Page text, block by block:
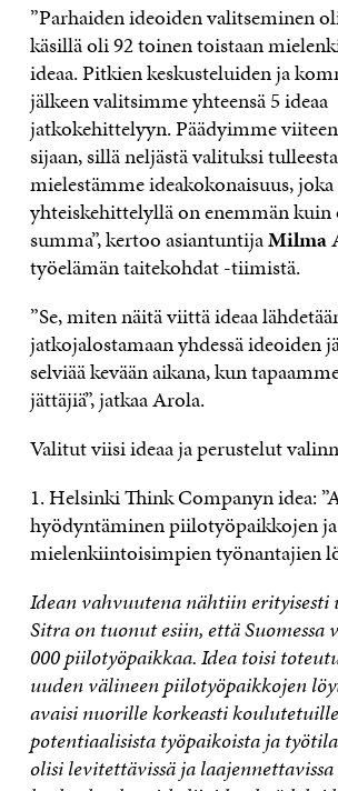
”Parhaiden ideoiden valitseminen
käsillä oli 92 toinen toistaan
ideaa. Pitkien keskusteluiden ja
jälkeen valitsimme yhteensä 5 ideaa
jatkokehittelyyn. Päädyimme
sijaan, sillä neljästä valituksi
mielestämme ideakokonaisuus, joka
yhteiskehittelyllä on enemmän kuin
summa”, kertoo asiantuntijaMilma
työelämän taitekohdat -tiimistä.
”Se, miten näitä viittä ideaa
jatkojalostamaan yhdessä ideoiden
selviää kevään aikana, kun
jättäjiä”, jatkaa Arola.
Valitut viisi ideaa ja perustelut
1. Helsinki Think Companyn idea:
hyödyntäminen piilotyöpaikkojen ja
mielenkiintoisimpien työnantajien
Idean vahvuutena nähtiin erityisesti
Sitra on tuonut esiin, että Suomessa
000 piilotyöpaikkaa. Idea toisi
uuden välineen piilotyöpaikkojen
avaisi nuorille korkeasti
potentiaalisista työpaikoista ja
olisi levitettävissä ja